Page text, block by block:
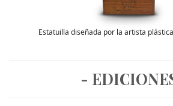
Estatuilla diseñada por la artista
-